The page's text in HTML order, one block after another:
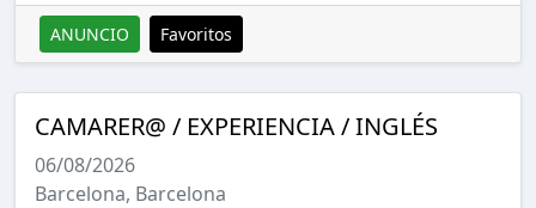
ANUNCIO Favoritos
CAMARER@ / EXPERIENCIA / INGLÉS
06/08/2026
Barcelona, Barcelona